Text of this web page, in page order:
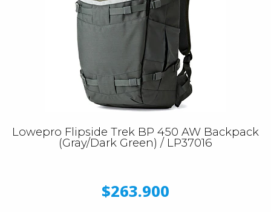
Lowepro Flipside Trek BP 450 AW Backpack
(Gray/Dark Green) / LP37016
$263.900